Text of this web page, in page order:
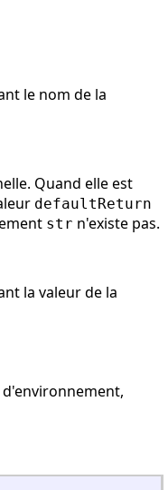
le nom de la
Quand elle est
defaultReturn
str n'existe pas.
la valeur de la
d'environnement,